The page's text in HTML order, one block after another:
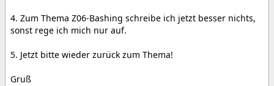
4. Zum Thema Z06-Bashing schreibe ich jetzt besser nichts,
sonst rege ich mich nur auf.
5. Jetzt bitte wieder zurück zum Thema!
Gruß